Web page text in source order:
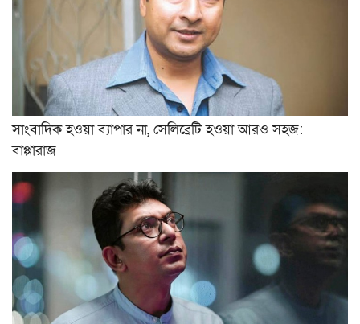
সাংবাদিক হওয়া ব্যাপার না, সেলিব্রেটি হওয়া আরও সহজ:
বাপ্পারাজ